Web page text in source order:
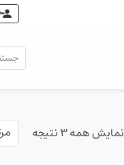
جستجو
برای:
نمایش همه 3 نتیجه